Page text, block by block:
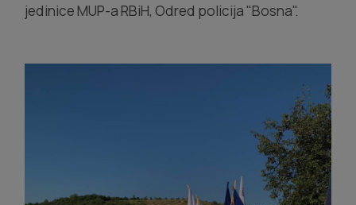
jedinice MUP-a RBiH, Odred policija "Bosna".